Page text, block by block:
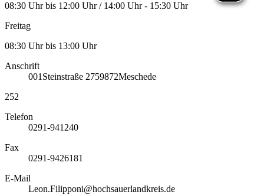
08:30 Uhr bis 12:00 Uhr / 14:00 Uhr - 15:30 Uhr
Freitag
08:30 Uhr bis 13:00 Uhr
Anschrift
001 Steinstraße 2759872Meschede
252
Telefon
0291-941240
Fax
0291-9426181
E-Mail
Leon.Filipponi@hochsauerlandkreis.de